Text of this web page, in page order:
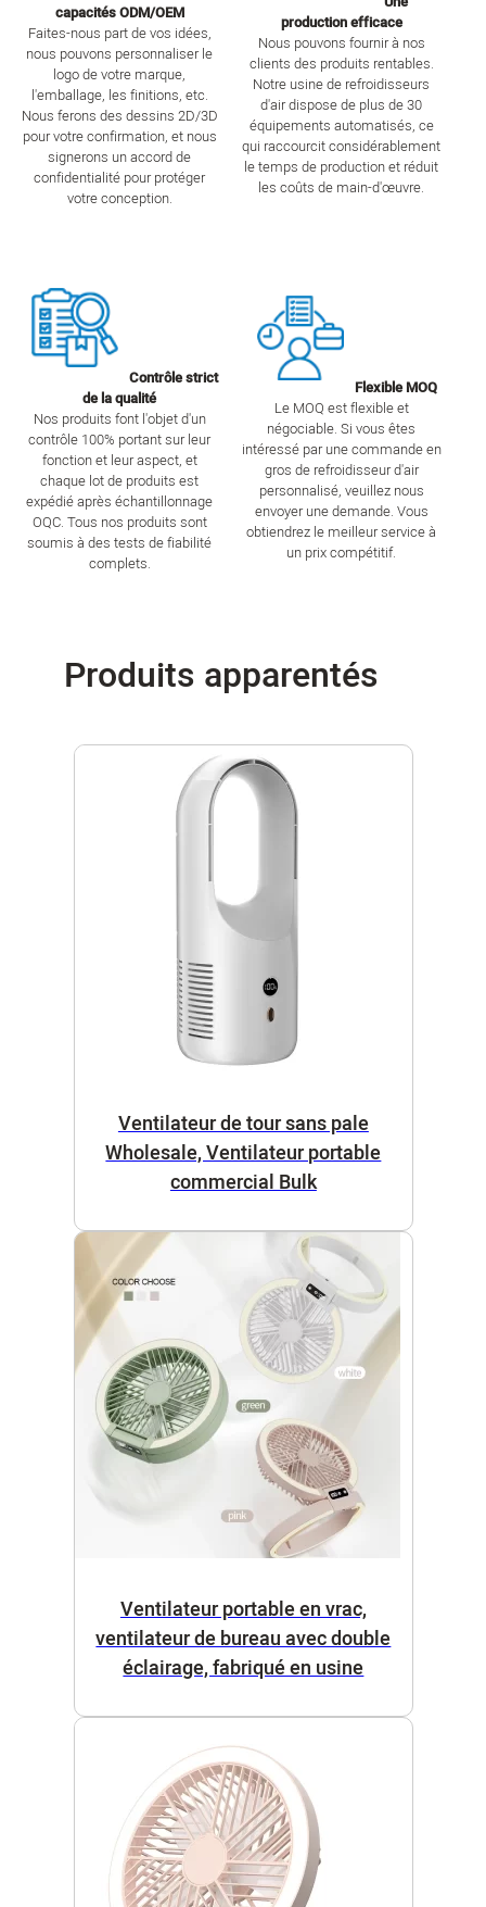
capacités ODM/OEM
Faites-nous part de vos idées,
nous pouvons personnaliser le
logo de votre marque,
l'emballage, les finitions, etc.
Nous ferons des dessins 2D/3D
pour votre confirmation, et nous
signerons un accord de
confidentialité pour protéger
votre conception.
production efficace
Nous pouvons fournir à nos
clients des produits rentables.
Notre usine de refroidisseurs
d'air dispose de plus de 30
équipements automatisés, ce
qui raccourcit considérablement
le temps de production et réduit
les coûts de main-d'œuvre.
Contrôle strict
de la qualité
Nos produits font l'objet d'un
contrôle 100% portant sur leur
fonction et leur aspect, et
chaque lot de produits est
expédié après échantillonnage
OQC. Tous nos produits sont
soumis à des tests de fiabilité
complets.
Flexible MOQ
Le MOQ est flexible et
négociable. Si vous êtes
intéressé par une commande en
gros de refroidisseur d'air
personnalisé, veuillez nous
envoyer une demande. Vous
obtiendrez le meilleur service à
un prix compétitif.
Produits apparentés
Ventilateur de tour sans pale
Wholesale, Ventilateur portable
commercial Bulk
Ventilateur portable en vrac,
ventilateur de bureau avec double
éclairage, fabriqué en usine